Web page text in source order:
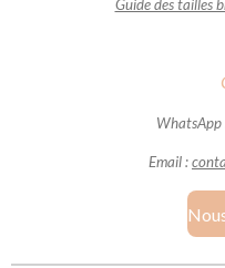
Guide des tailles
WhatsApp
Email :